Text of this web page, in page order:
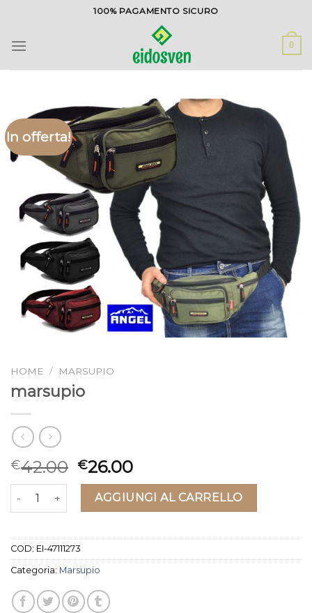
contenuti
100% PAGAMENTO SICURO
0
In offerta!
HOME / MARSUPIO
marsupio
€42.00 €26.00
marsupio quantitàAGGIUNGI AL CARRELLO
COD: EI-47111273
Categoria: Marsupio